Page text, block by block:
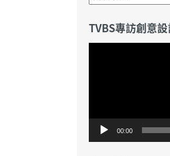
TVBS專訪創意
00:00